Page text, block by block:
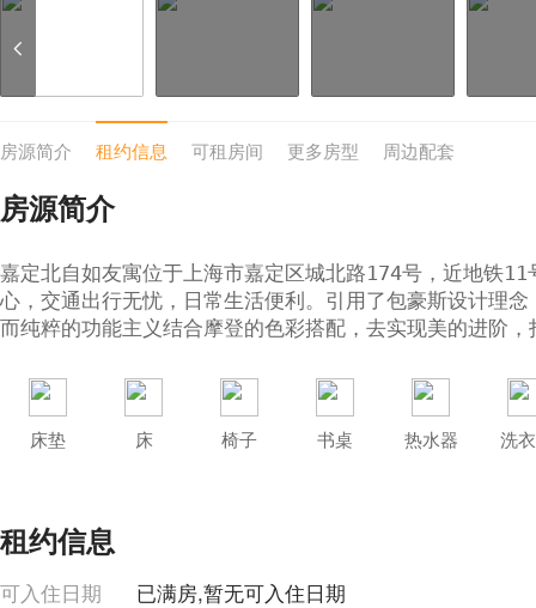
房源简介 租约信息 可租房间 更多房型 周边配套
房源简介
嘉定北自如友寓位于上海市嘉定区城北路174号，近地铁
心，交通出行无忧，日常生活便利。引用了包豪斯设计理
而纯粹的功能主义结合摩登的色彩搭配，去实现美的进阶
床垫 床 椅子 书桌 热水器 洗
租约信息
可入住日期
已满房,暂无可入住日期